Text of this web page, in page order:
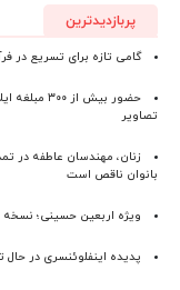
پربازدیدترین
گامی تازه برای تسریع در
حضور بیش
تصاویر
زنان، مهندسان عاطفه در
بانوان ناقص است
ویژه اربعین حسینی؛
پدیده اینفلوئنسری در حال